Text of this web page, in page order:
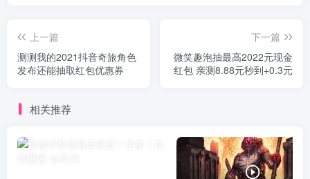
上一篇
测测我的2021抖音奇旅角色
发布还能抽取红包优惠券
下一篇
微笑趣泡抽最高2022元现金
红包 亲测8.88元秒到+0.3元
相关推荐